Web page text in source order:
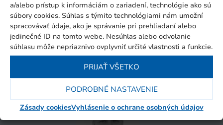
a/alebo prístup k informáciám o zariadení, technológie ako sú
súbory cookies. Súhlas s týmito technológiami nám umožní
spracovávať údaje, ako je správanie pri prehliadaní alebo
jedinečné ID na tomto webe. Nesúhlas alebo odvolanie
súhlasu môže nepriaznivo ovplyvniť určité vlastnosti a funkcie.
PRIJAŤ VŠETKO
PODROBNÉ NASTAVENIE
Zásady cookiesVyhlásenie o ochrane osobných údajov
Martin Veverka
Tel.:+421 911 988 899
E-mail:veverka@itstrencin.sk